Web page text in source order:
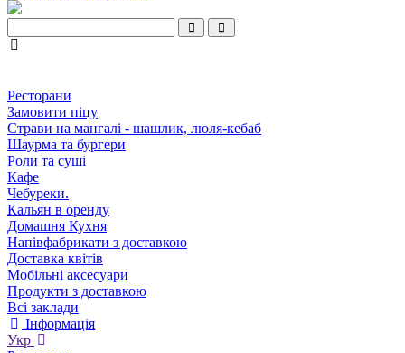
Ресторани
Замовити піцу
Страви на мангалі - шашлик, люля-кебаб
Шаурма та бургери
Роли та суші
Кафе
Чебуреки.
Кальян в оренду
Домашня Кухня
Напівфабрикати з доставкою
Доставка квітів
Мобільні аксесуари
Продукти з доставкою
Всі заклади
Інформація
Укр